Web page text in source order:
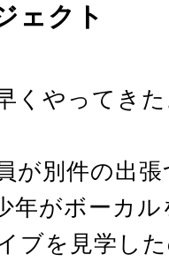
ェクト
くやってき
が別件の出
年がボーカ
ブを見学し